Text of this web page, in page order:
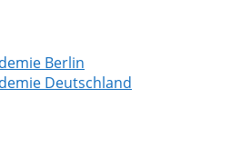
Berlin
Deutschland